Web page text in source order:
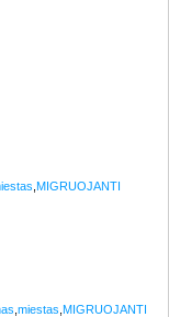
MIGRUOJANTI
miestas MIGRUOJANTI